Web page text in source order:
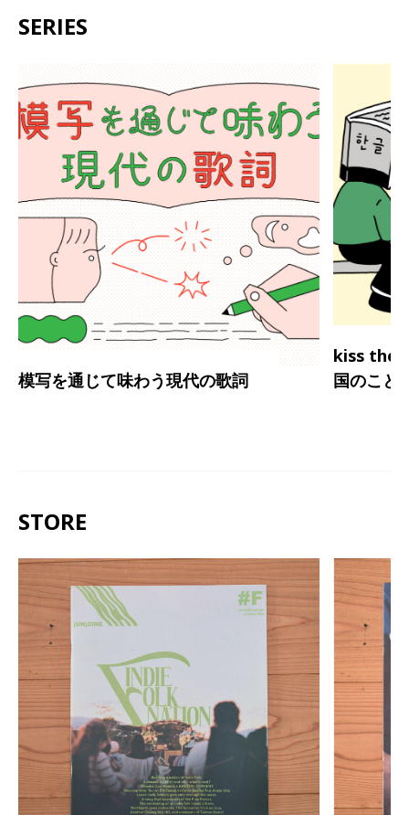
SERIES
模写を通じて味わう現代の歌詞
kiss the
国のこと
STORE